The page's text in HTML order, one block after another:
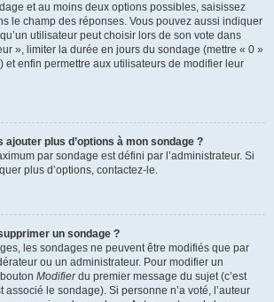
et au moins deux options possibles, saisissez
le champ des réponses. Vous pouvez aussi indiquer
utilisateur peut choisir lors de son vote dans
», limiter la durée en jours du sondage (mettre « 0 »
et enfin permettre aux utilisateurs de modifier leur
ajouter plus d’options à mon sondage ?
par sondage est défini par l’administrateur. Si
plus d’options, contactez-le.
un sondage ?
les sondages ne peuvent être modifiés que par
ou un administrateur. Pour modifier un
Modifierdu premier message du sujet (c’est
le sondage). Si personne n’a voté, l’auteur